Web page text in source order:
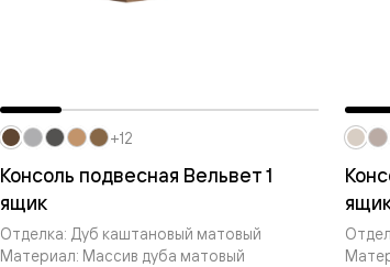
Консоль подвесная Вельвет 1
ящик
Отделка: Дуб каштановый матовый
Материал: Массив дуба матовый
+12